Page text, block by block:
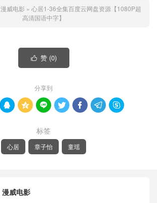
漫威电影 » 心居1-36全集百度云网盘资源【1080P超
高清国语中字】
 赞 (0)
分享到
      
标签
心居 章子怡 童瑶
漫威电影